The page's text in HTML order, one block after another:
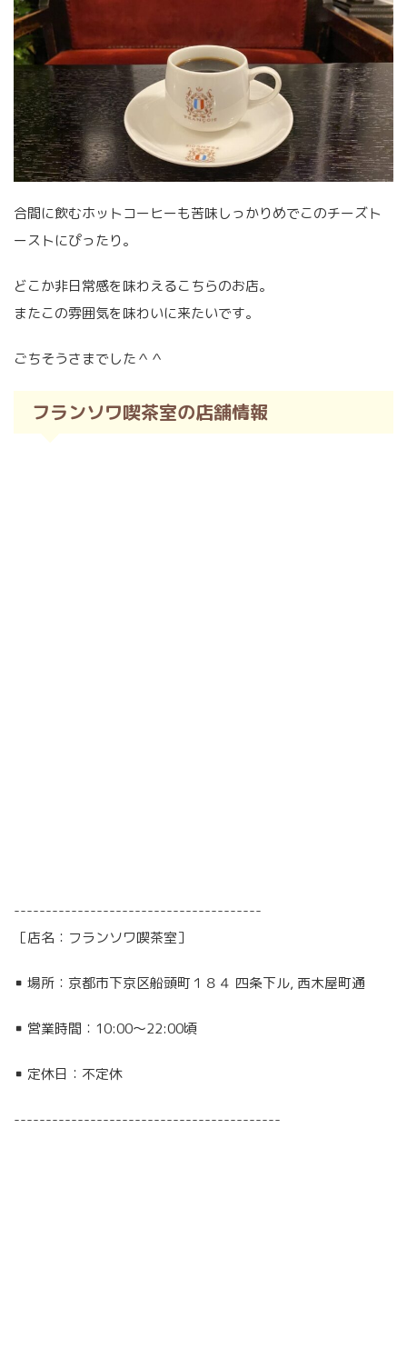
合間に飲むホットコーヒーも苦味しっかりめでこのチーズト
ーストにぴったり。
どこか非日常感を味わえるこちらのお店。
またこの雰囲気を味わいに来たいです。
ごちそうさまでした＾＾
フランソワ喫茶室の店舗情報
---------------------------------------
［店名：フランソワ喫茶室］
▪︎ 場所：京都市下京区船頭町１８４ 四条下ル, 西木屋町通
▪︎ 営業時間：10:00〜22:00頃
▪︎ 定休日：不定休
------------------------------------------